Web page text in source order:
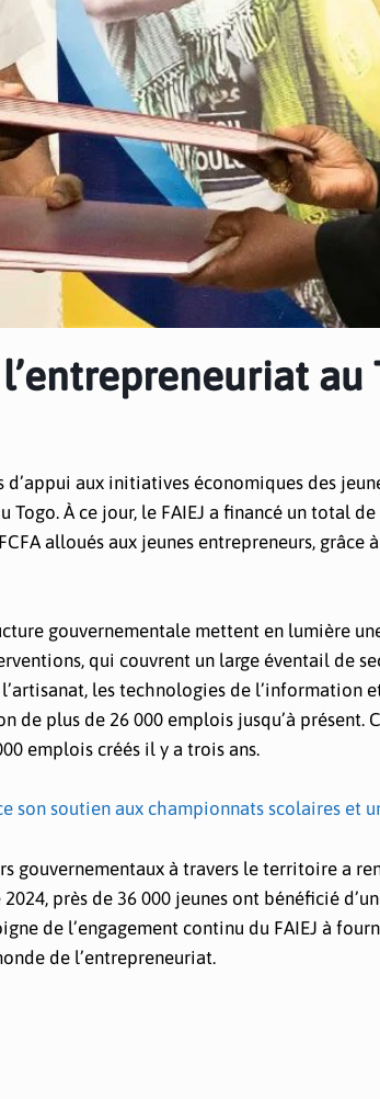
au
aux initiatives économiques des
À ce jour, le FAIEJ a financé un total
alloués aux jeunes entrepreneurs, grâce
gouvernementale mettent en lumière
qui couvrent un large éventail de
les technologies de l’information
de plus de 26 000 emplois jusqu’à présent.
emplois créés il y a trois ans.
son soutien aux championnats scolaires et
gouvernementaux à travers le territoire a
près de 36 000 jeunes ont bénéficié
de l’engagement continu du FAIEJ à
de l’entrepreneuriat.